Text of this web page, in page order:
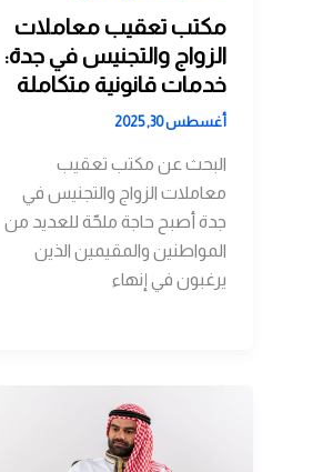
مكتب تعقيب معاملات
الزواج والتجنيس في جدة:
خدمات قانونية متكاملة
أغسطس 30, 2025
البحث عن مكتب تعقيب
معاملات الزواج والتجنيس في
جدة أصبح حاجة ملحّة للعديد من
المواطنين والمقيمين الذين
يرغبون في إنهاء